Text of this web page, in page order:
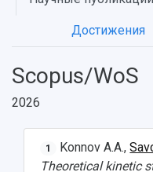
Достижения
Scopus/WoS
2026
1 Konnov A.A.,
Theoretical kinetic